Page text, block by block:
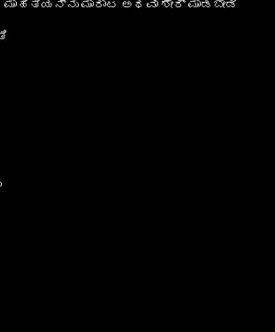
ಮಾರಾಟ ಅಥವಾ ಶೇರ್‌ ಮಾಡಬೇಡಿ